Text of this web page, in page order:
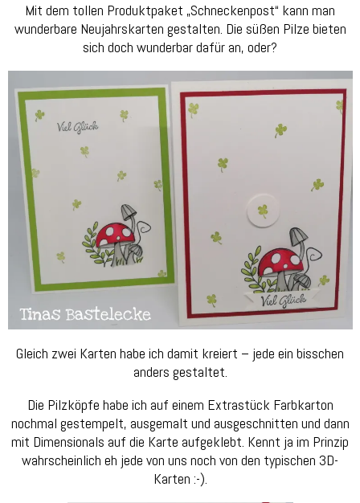
Mit dem tollen Produktpaket „Schneckenpost“ kann man
wunderbare Neujahrskarten gestalten. Die süßen Pilze bieten
sich doch wunderbar dafür an, oder?
Gleich zwei Karten habe ich damit kreiert – jede ein bisschen
anders gestaltet.
Die Pilzköpfe habe ich auf einem Extrastück Farbkarton
nochmal gestempelt, ausgemalt und ausgeschnitten und dann
mit Dimensionals auf die Karte aufgeklebt. Kennt ja im Prinzip
wahrscheinlich eh jede von uns noch von den typischen 3D-
Karten :-).